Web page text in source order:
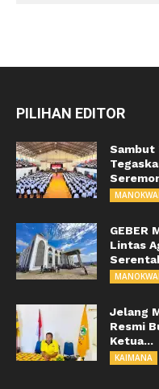
PILIHAN EDITOR
Sambut
GEBER
Lintas
Jelang
Resmi
Ketua...
KAIMANA